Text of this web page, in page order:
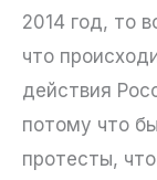
2014 год, то
что
действия
потому что
протесты,